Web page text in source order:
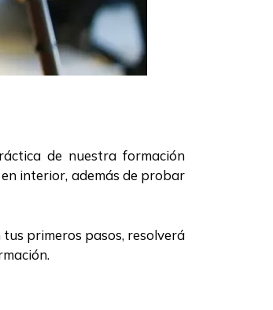
de nuestra formación
interior, además de probar
primeros pasos, resolverá